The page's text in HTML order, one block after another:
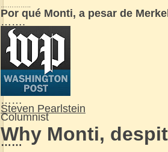
Por qué Monti, a pesar de
…….
……
Steven Pearlstein
Columnist
Why Monti,
……